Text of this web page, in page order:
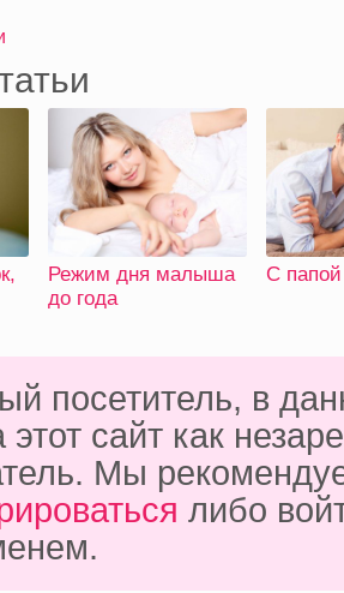
Режим дня малыша
до года
С
посетитель, в
сайт как
Мы
либо